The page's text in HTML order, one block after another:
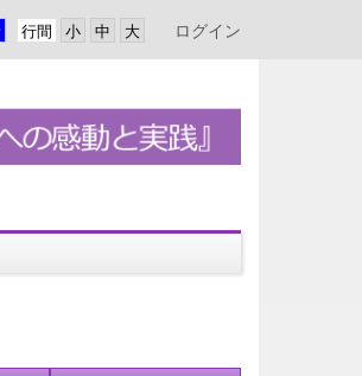
行間 ログイン